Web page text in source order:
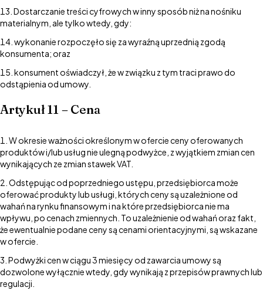
Dostarczanie treści cyfrowych w inny sposób niż na nośniku
materialnym, ale tylko wtedy, gdy:
wykonanie rozpoczęło się za wyraźną uprzednią zgodą
konsumenta; oraz
konsument oświadczył, że w związku z tym traci prawo do
odstąpienia od umowy.
Artykuł 11 – Cena
W okresie ważności określonym w ofercie ceny oferowanych
produktów i/lub usług nie ulegną podwyżce, z wyjątkiem zmian cen
wynikających ze zmian stawek VAT.
Odstępując od poprzedniego ustępu, przedsiębiorca może
oferować produkty lub usługi, których ceny są uzależnione od
wahań na rynku finansowym i na które przedsiębiorca nie ma
wpływu, po cenach zmiennych. To uzależnienie od wahań oraz fakt,
że ewentualnie podane ceny są cenami orientacyjnymi, są wskazane
w ofercie.
Podwyżki cen w ciągu 3 miesięcy od zawarcia umowy są
dozwolone wyłącznie wtedy, gdy wynikają z przepisów prawnych lub
regulacji.